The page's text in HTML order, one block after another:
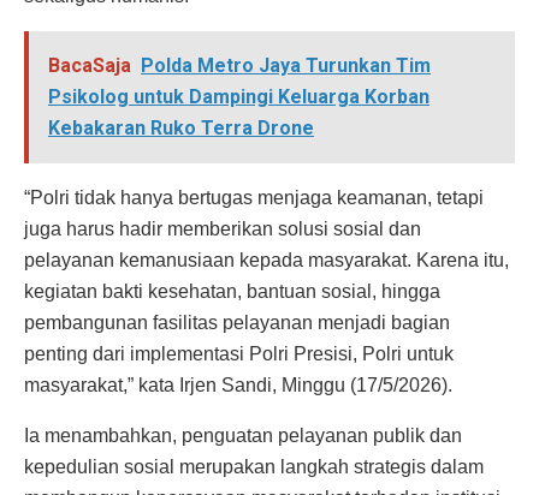
BacaSaja Polda Metro Jaya Turunkan Tim
Psikolog untuk Dampingi Keluarga Korban
Kebakaran Ruko Terra Drone
“Polri tidak hanya bertugas menjaga keamanan, tetapi
juga harus hadir memberikan solusi sosial dan
pelayanan kemanusiaan kepada masyarakat. Karena itu,
kegiatan bakti kesehatan, bantuan sosial, hingga
pembangunan fasilitas pelayanan menjadi bagian
penting dari implementasi Polri Presisi, Polri untuk
masyarakat,” kata Irjen Sandi, Minggu (17/5/2026).
Ia menambahkan, penguatan pelayanan publik dan
kepedulian sosial merupakan langkah strategis dalam